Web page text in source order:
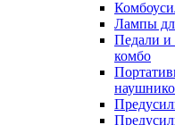
Лампы
Педали и
комбо